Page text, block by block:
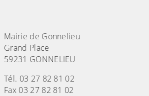
Mairie de Gonnelieu
Grand Place
59231 GONNELIEU
Tél. 03 27 82 81 02
Fax 03 27 82 81 02